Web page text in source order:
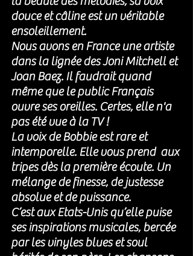
douce et câline est un véritable
ensoleillement.
Nous avons en France une artiste
dans la lignée des Joni Mitchell et
Joan Baez. Il faudrait quand
même que le public Français
ouvre ses oreilles. Certes, elle n'a
pas été vue à la TV !
La voix de Bobbie est rare et
intemporelle. Elle vous prend  aux
tripes dès la première écoute. Un
mélange de finesse, de justesse
absolue et de puissance.
C’est aux Etats-Unis qu’elle puise
ses inspirations musicales, bercée
par les vinyles blues et soul